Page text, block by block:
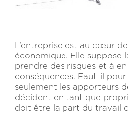
L’entreprise est au cœur
économique. Elle suppose
prendre des risques et à
conséquences. Faut-il
seulement les apporteurs
décident en tant que
doit être la part du travail